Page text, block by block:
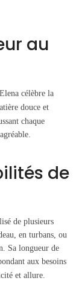
au
célèbre la
douce et
chaque
de
de plusieurs
en turbans, ou
Sa longueur de
aux besoins
et allure.